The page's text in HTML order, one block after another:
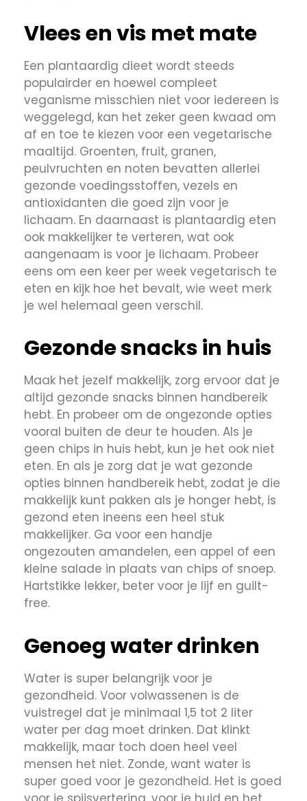
Vlees en vis met mate
Een plantaardig dieet wordt steeds
populairder en hoewel compleet
veganisme misschien niet voor iedereen is
weggelegd, kan het zeker geen kwaad om
af en toe te kiezen voor een vegetarische
maaltijd. Groenten, fruit, granen,
peulvruchten en noten bevatten allerlei
gezonde voedingsstoffen, vezels en
antioxidanten die goed zijn voor je
lichaam. En daarnaast is plantaardig eten
ook makkelijker te verteren, wat ook
aangenaam is voor je lichaam. Probeer
eens om een keer per week vegetarisch te
eten en kijk hoe het bevalt, wie weet merk
je wel helemaal geen verschil.
Gezonde snacks in huis
Maak het jezelf makkelijk, zorg ervoor dat je
altijd gezonde snacks binnen handbereik
hebt. En probeer om de ongezonde opties
vooral buiten de deur te houden. Als je
geen chips in huis hebt, kun je het ook niet
eten. En als je zorg dat je wat gezonde
opties binnen handbereik hebt, zodat je die
makkelijk kunt pakken als je honger hebt, is
gezond eten ineens een heel stuk
makkelijker. Ga voor een handje
ongezouten amandelen, een appel of een
kleine salade in plaats van chips of snoep.
Hartstikke lekker, beter voor je lijf en guilt-
free.
Genoeg water drinken
Water is super belangrijk voor je
gezondheid. Voor volwassenen is de
vuistregel dat je minimaal 1,5 tot 2 liter
water per dag moet drinken. Dat klinkt
makkelijk, maar toch doen heel veel
mensen het niet. Zonde, want water is
super goed voor je gezondheid. Het is goed